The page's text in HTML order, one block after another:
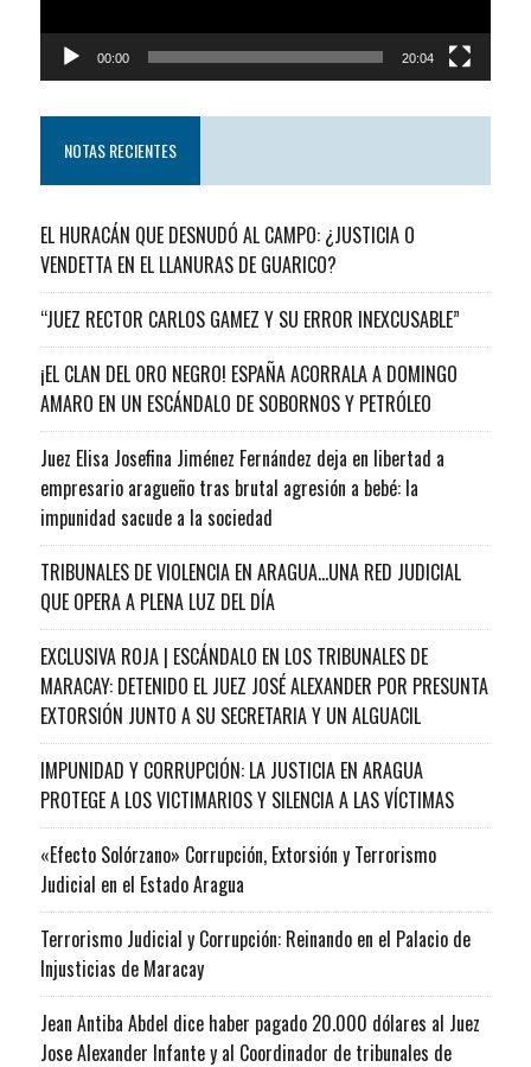
00:00 20:04
NOTAS RECIENTES
EL HURACÁN QUE DESNUDÓ AL CAMPO: ¿JUSTICIA O
VENDETTA EN EL LLANURAS DE GUARICO?
“JUEZ RECTOR CARLOS GAMEZ Y SU ERROR INEXCUSABLE”
¡EL CLAN DEL ORO NEGRO! ESPAÑA ACORRALA A DOMINGO
AMARO EN UN ESCÁNDALO DE SOBORNOS Y PETRÓLEO
Juez Elisa Josefina Jiménez Fernández deja en libertad a
empresario aragueño tras brutal agresión a bebé: la
impunidad sacude a la sociedad
TRIBUNALES DE VIOLENCIA EN ARAGUA…UNA RED JUDICIAL
QUE OPERA A PLENA LUZ DEL DÍA
EXCLUSIVA ROJA | ESCÁNDALO EN LOS TRIBUNALES DE
MARACAY: DETENIDO EL JUEZ JOSÉ ALEXANDER POR PRESUNTA
EXTORSIÓN JUNTO A SU SECRETARIA Y UN ALGUACIL
IMPUNIDAD Y CORRUPCIÓN: LA JUSTICIA EN ARAGUA
PROTEGE A LOS VICTIMARIOS Y SILENCIA A LAS VÍCTIMAS
«Efecto Solórzano» Corrupción, Extorsión y Terrorismo
Judicial en el Estado Aragua
Terrorismo Judicial y Corrupción: Reinando en el Palacio de
Injusticias de Maracay
Jean Antiba Abdel dice haber pagado 20.000 dólares al Juez
Jose Alexander Infante y al Coordinador de tribunales de